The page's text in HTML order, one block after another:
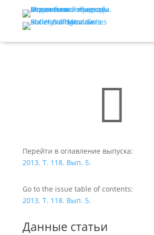

Перейти в оглавление выпуска:
2013. Т. 118. Вып. 5.
Go to the issue table of contents:
2013. Т. 118. Вып. 5.
Данные статьи